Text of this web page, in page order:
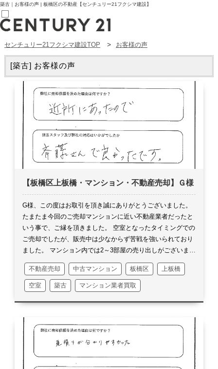
築古｜お客様の声 | 板橋区の不動産【センチュリー21フクシマ建設】
売買部
0120-800-844
賃貸部
会員メニュー
新規会員登録
ログイン
お気に入り物件一覧
物件閲覧履歴
物件を探す
条件から探す
学区から探す
町名から探す
マップで探す
住宅ローン控除シミュレータ
新築戸建て
中古戸建て
マンション
センチュリー21フクシマ建設TOP お客様の声
[築古] お客様の声
【板橋区上板橋・マンション・不動産売却】Ｇ様
G様、この度はお取引を頂き誠にありがとうございました。
たまたま今回のご売却マンションに近い不動産業者だったと
いう事で、ご縁を頂きました。 空室となったタイミングでの
ご売却でしたが、販売中は少なからず苦戦を強いられており
ました。 マンション内では2～3部屋の売り出しがございまし
たが、G様のお部屋は決して高い販売価格設定ではありませ
んでした。寧ろ最も安い価格設定をしたのにもかかわらずで
した。
結果的には販売スタートから2ヵ月程度でお取引を行
す。今回ご契約と決済を同日で済ませるお取引に付き、事前
のお打合せや必要書類の確認等で大変お手数をお掛けいたし
ました。体調不良もあってギリギリまでどうなるかが心配で
はございましたが、全ての必要書類を事前にお集め頂き、大
変助かりました。
来、私自身もほっとしました。
ご自宅へお邪魔し事前確認の
不動産売却 中古マンション 板橋区 上板橋
空室 築古 マンション業者買取